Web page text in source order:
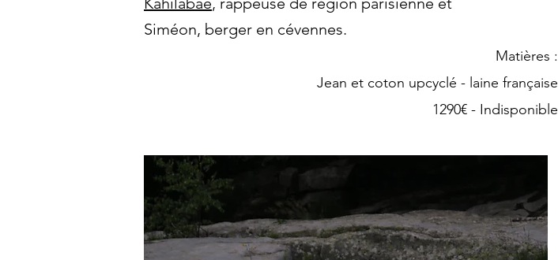
Siméon, berger en cévennes.
Matières :
Jean et coton upcyclé - laine française
1290€ - Indisponible